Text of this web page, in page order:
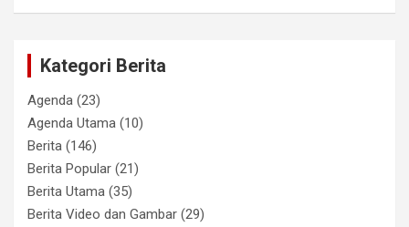
Kategori Berita
Agenda (23)
Agenda Utama (10)
Berita (146)
Berita Popular (21)
Berita Utama (35)
Berita Video dan Gambar (29)